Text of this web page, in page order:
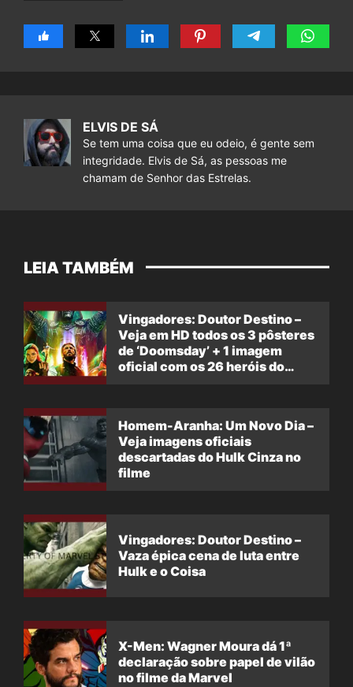
ELVIS DE SÁ
Se tem uma coisa que eu odeio, é gente sem
integridade. Elvis de Sá, as pessoas me
chamam de Senhor das Estrelas.
LEIA TAMBÉM
Vingadores: Doutor Destino –
Veja em HD todos os 3 pôsteres
de ‘Doomsday’ + 1 imagem
oficial com os 26 heróis do
Homem-Aranha: Um Novo Dia –
Veja imagens oficiais
descartadas do Hulk Cinza no
filme
Vingadores: Doutor Destino –
Vaza épica cena de luta entre
Hulk e o Coisa
X-Men: Wagner Moura dá 1ª
declaração sobre papel de vilão
no filme da Marvel